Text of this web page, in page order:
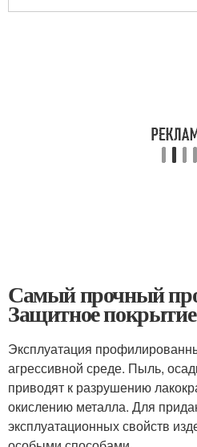
Самый прочный
Защитное покрытие
Эксплуатация
агрессивной среде. Пыль,
приводят к разрушению
окислению металла. Для
эксплуатационных свойств